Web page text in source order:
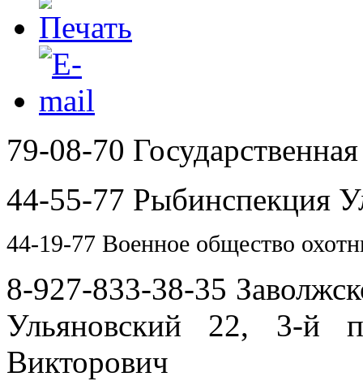
79-08-70
44-55-77 Рыбинспекция
44-19-77 Военное общество
8-927-833-38-35
Ульяновский 22, 3-й
Викторович